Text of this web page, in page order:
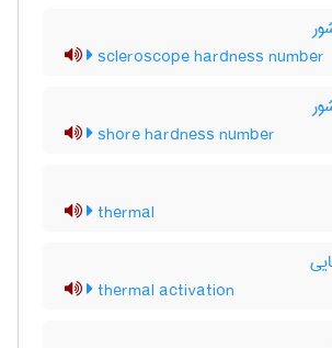
scleroscope hardness number
shore hardness number
thermal
thermal activation